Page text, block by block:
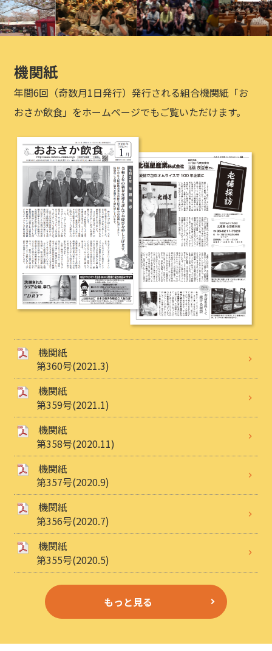
機関紙
年間6回（奇数月1日発行）発行される組合機関紙「お
おさか飲食」をホームページでもご覧いただけます。
機関紙
第360号(2021.3)
機関紙
第359号(2021.1)
機関紙
第358号(2020.11)
機関紙
第357号(2020.9)
機関紙
第356号(2020.7)
機関紙
第355号(2020.5)
もっと見る